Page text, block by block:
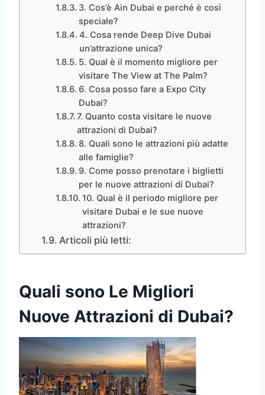
3. Cos’è Ain Dubai e perché è così
speciale?
4. Cosa rende Deep Dive Dubai
un’attrazione unica?
5. Qual è il momento migliore per
visitare The View at The Palm?
6. Cosa posso fare a Expo City
Dubai?
7. Quanto costa visitare le nuove
attrazioni di Dubai?
8. Quali sono le attrazioni più adatte
alle famiglie?
9. Come posso prenotare i biglietti
per le nuove attrazioni di Dubai?
10. Qual è il periodo migliore per
visitare Dubai e le sue nuove
attrazioni?
Articoli più letti:
Quali sono Le Migliori
Nuove Attrazioni di Dubai?